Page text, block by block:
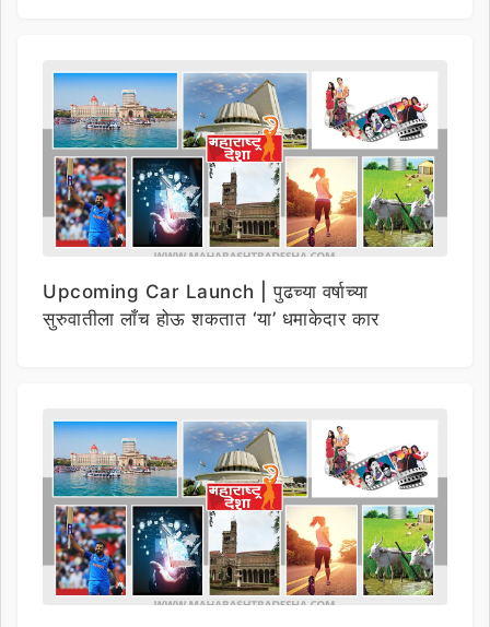
Upcoming Car Launch | पुढच्या वर्षाच्या
सुरुवातीला लाँच होऊ शकतात ‘या’ धमाकेदार कार